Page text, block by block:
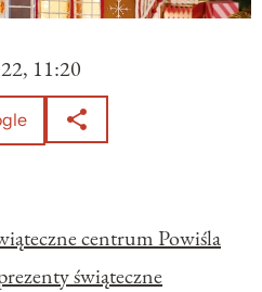
11:20
centrum Powiśla
świąteczne